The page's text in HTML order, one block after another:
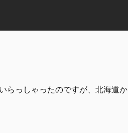
らっしゃったのですが、北海道か